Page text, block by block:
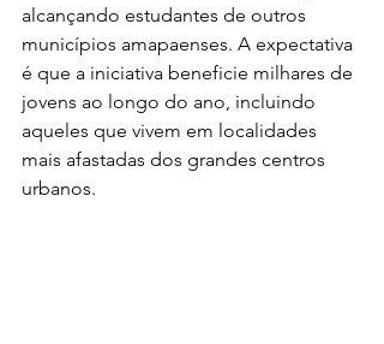
alcançando estudantes de outros
municípios amapaenses. A expectativa
é que a iniciativa beneficie milhares de
jovens ao longo do ano, incluindo
aqueles que vivem em localidades
mais afastadas dos grandes centros
urbanos.